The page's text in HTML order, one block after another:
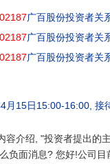
广百股份投资者关
广百股份投资者关
广百股份投资者关
月15日15:00-16:00 , 接
容介绍, "投资者提出的
负面消息? 您好!公司